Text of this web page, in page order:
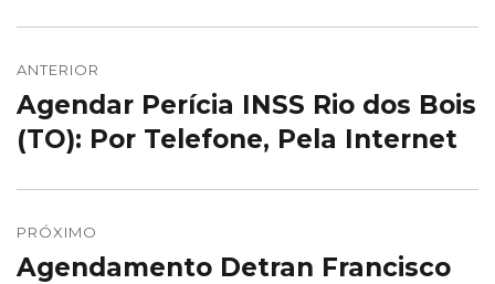
de
Post
ANTERIOR
Post
anterior:
Agendar Perícia INSS Rio dos Bois
(TO): Por Telefone, Pela Internet
PRÓXIMO
Próximo
Agendamento Detran Francisco